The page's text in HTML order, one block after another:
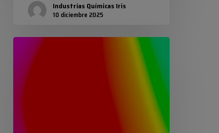
Industrias Químicas Iris
10 diciembre 2025
Colores
fluorescentes
RAL:
máxima